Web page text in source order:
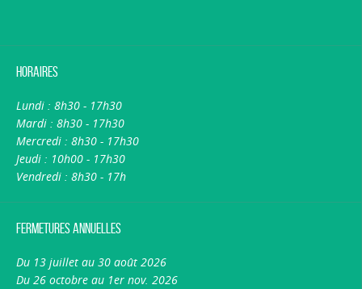
Horaires
Lundi : 8h30 - 17h30
Mardi : 8h30 - 17h30
Mercredi : 8h30 - 17h30
Jeudi : 10h00 - 17h30
Vendredi : 8h30 - 17h
Fermetures annuelles
Du 13 juillet au 30 août 2026
Du 26 octobre au 1er nov. 2026